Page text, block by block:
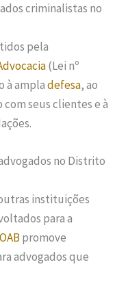
criminalistas no
pela
(Lei nº
à ampladefesa, ao
seus clientes e à
no Distrito
instituições
para a
OABpromove
advogados que